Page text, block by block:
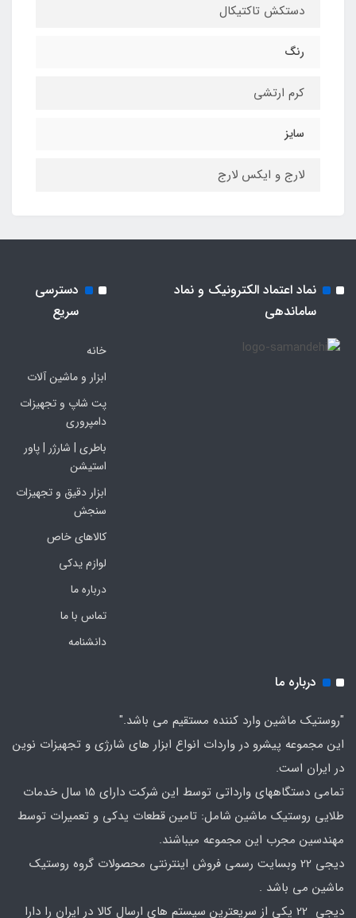
دستکش تاکتیکال
رنگ
کرم ارتشی
سایز
لارج و ایکس لارج
نماد اعتماد الکترونیک و نماد
ساماندهی
دسترسی
سریع
خانه
ابزار و ماشین آلات
پت شاپ و تجهیزات
دامپروری
باطری | شارژر | پاور
استیشن
ابزار دقیق و تجهیزات
سنجش
کالاهای خاص
لوازم یدکی
درباره ما
تماس با ما
دانشنامه
درباره ما
"روستیک ماشین وارد کننده مستقیم می باشد."
این مجموعه پیشرو در واردات انواع ابزار های شارژی و تجهیزات نوین
در ایران است.
تمامی دستگاههای وارداتی توسط این شرکت دارای 15 سال خدمات
طلایی روستیک ماشین شامل: تامین قطعات یدکی و تعمیرات توسط
مهندسین مجرب این مجموعه میباشند.
دیجی 22 وبسایت رسمی فروش اینترنتی محصولات گروه روستیک
ماشین می باشد .
دیجی 22 یکی از سریعترین سیستم های ارسال کالا در ایران را دارا